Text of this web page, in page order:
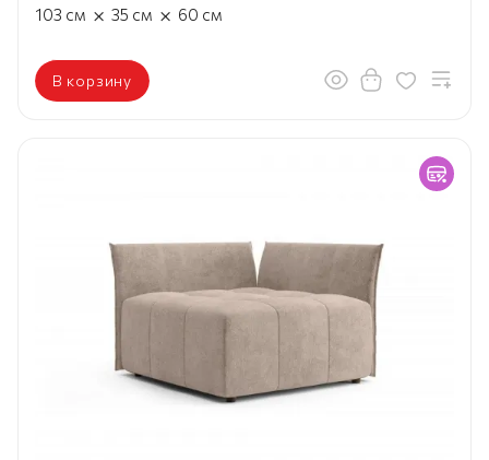
103 см × 35 см × 60 см
В корзину